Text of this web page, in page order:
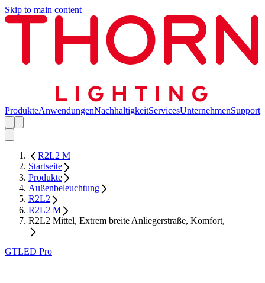
Skip to main content
ProdukteAnwendungenNachhaltigkeitServicesUnternehmenSupport
R2L2 M
Startseite
Produkte
Außenbeleuchtung
R2L2
R2L2 M
R2L2 Mittel, Extrem breite Anliegerstraße, Komfort,
GTLED Pro